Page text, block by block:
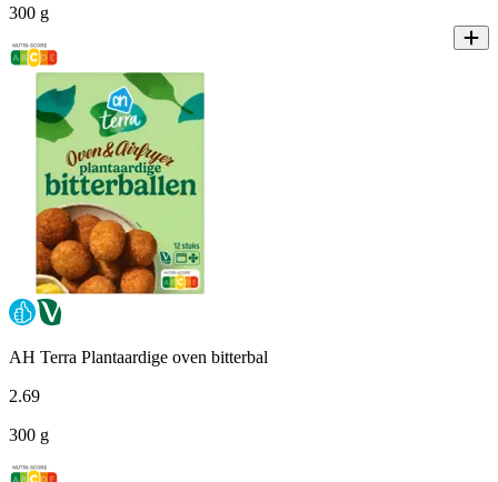
300 g
AH Terra Plantaardige oven bitterbal
2.69
300 g